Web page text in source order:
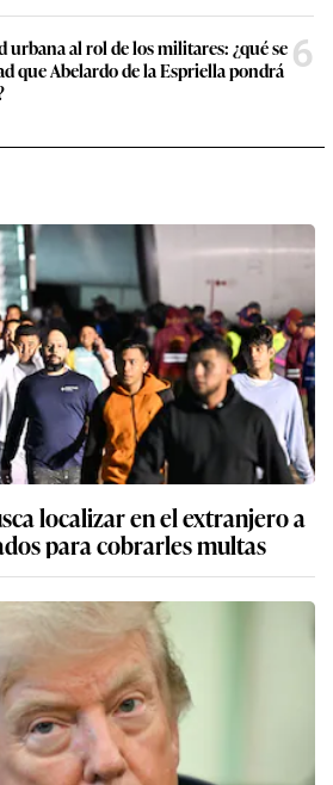
urbana al rol de los militares: ¿qué se
que Abelardo de la Espriella pondrá 6
localizar en el extranjero a
para cobrarles multas